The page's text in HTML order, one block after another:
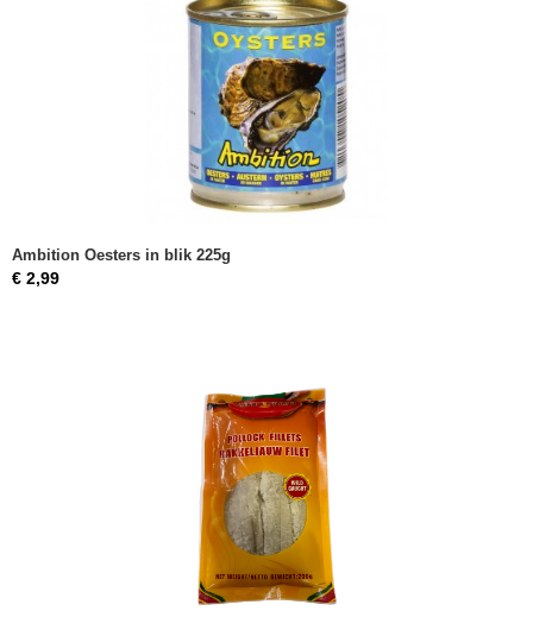
Ambition Oesters in blik 225g
€ 2,99